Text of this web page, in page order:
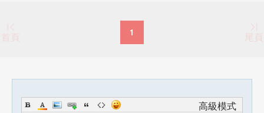
首頁 1 尾頁
高級模式